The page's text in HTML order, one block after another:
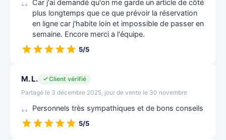
Car j'ai demandé qu'on me garde un article de côté
plus longtemps que ce que prévoir la réservation
en ligne car j'habite loin et impossible de passer en
semaine. Encore merci a l'équipe.
5/5
M. L.
Client vérifié
Partagé le 3 décembre 2025, jour de vente le 30 novembre
Personnels très sympathiques et de bons conseils
5/5